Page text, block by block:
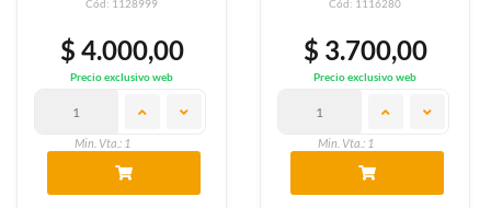
Cód: 1128999
$ 4.000,00
Precio exclusivo web
Min. Vta.: 1
Cód: 1116280
$ 3.700,00
Precio exclusivo web
Min. Vta.: 1